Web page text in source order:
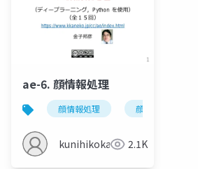
ae-6. 顔情報処理
顔情報処理 顔情報処理の種類
kunihikokaneko2.1K